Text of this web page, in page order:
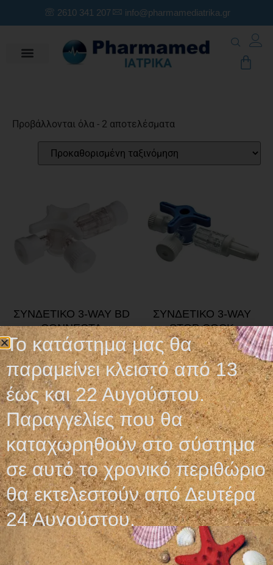
2610 341 207 info@pharmamediatrika.gr
Προβάλλονται όλα - 2 αποτελέσματα
ΣΥΝΔΕΤΙΚΟ 3-WAY BD
CONNECTA
0,64€
Προσθήκη στο καλάθι
ΣΥΝΔΕΤΙΚΟ 3-WAY
STOP COCK
0,40€
Προσθήκη στο καλάθι
Ωράριο λειτουργίας
ΕΙΔΙΚΟ ΘΕΡΙΝΟ ΩΡΑΡΙΟ
ΔΕΥ-ΠΑΡ: 09:00-14:30
ΣΑΒ – ΚΥΡ: ΚΛΕΙΣΤΑ
Το κατάστημα μας θα
παραμείνει κλειστό από 13
έως και 22 Αυγούστου.
Παραγγελίες που θα
καταχωρηθούν στο σύστημα
σε αυτό το χρονικό περιθώριο
θα εκτελεστούν από Δευτέρα
24 Αυγούστου.